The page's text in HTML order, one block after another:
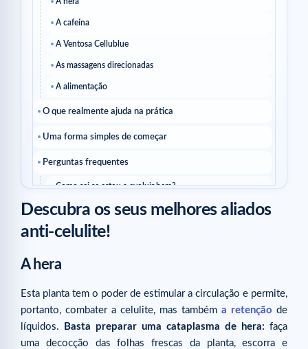
A cafeína
A Ventosa Cellublue
As massagens direcionadas
A alimentação
O que realmente ajuda na prática
Uma forma simples de começar
Perguntas frequentes
Como sei se estou a evoluir bem?
Devo mudar tudo ao mesmo tempo?
Ler a seguir
Descubra os seus melhores aliados
anti-celulite!
A hera
Esta planta tem o poder de estimular a circulação e permite,
portanto, combater a celulite, mas também a retenção de
líquidos.
Basta preparar uma cataplasma de hera: faça
uma decocção das folhas frescas da planta, escorra e